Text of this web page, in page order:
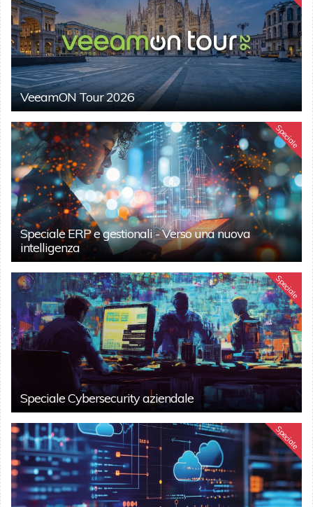
VeeamON Tour 2026
Speciale
Speciale ERP e gestionali - Verso una nuova
intelligenza
Speciale
Speciale Cybersecurity aziendale
Speciale